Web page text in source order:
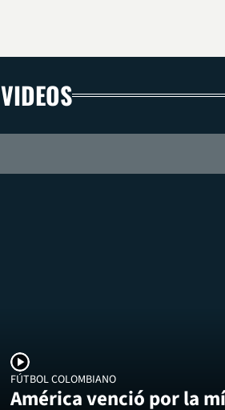
VIDEOS
FÚTBOL COLOMBIANO
América venció por la